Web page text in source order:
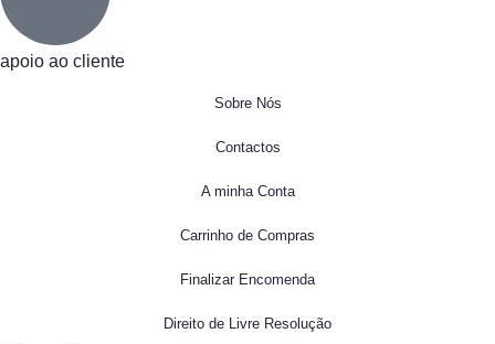
apoio ao cliente
Sobre Nós
Contactos
A minha Conta
Carrinho de Compras
Finalizar Encomenda
Direito de Livre Resolução